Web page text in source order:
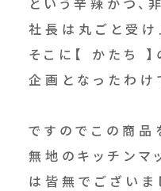
社長は丸ごと受け
そこに【 かたち 】
企画となったわけ
ですのでこの商
無地のキッチンマ
は皆無でございま